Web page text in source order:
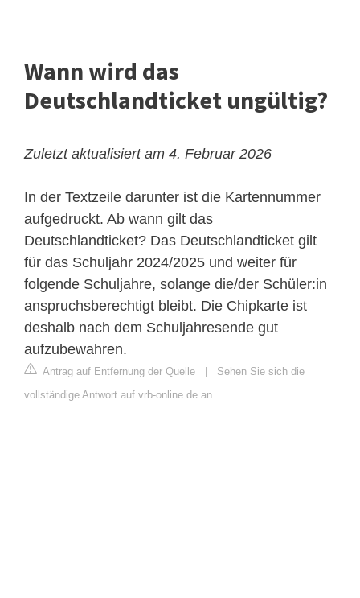
Wann wird das
Deutschlandticket ungültig?
Zuletzt aktualisiert am 4. Februar 2026
In der Textzeile darunter ist die Kartennummer
aufgedruckt. Ab wann gilt das
Deutschlandticket? Das Deutschlandticket gilt
für das Schuljahr 2024/2025 und weiter für
folgende Schuljahre, solange die/der Schüler:in
anspruchsberechtigt bleibt. Die Chipkarte ist
deshalb nach dem Schuljahresende gut
aufzubewahren.
Antrag auf Entfernung der Quelle
Sehen Sie sich die
vollständige Antwort auf vrb-online.de an